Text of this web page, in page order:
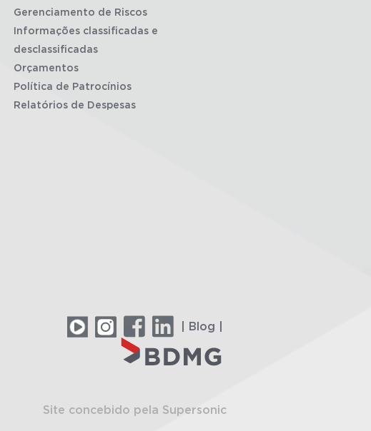
Gerenciamento de Riscos
Informações classificadas e
desclassificadas
Orçamentos
Política de Patrocínios
Relatórios de Despesas
| Blog |
Site concebido pela Supersonic